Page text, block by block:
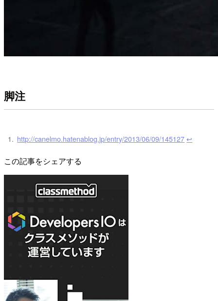
脚注
http://canelmo.hatenablog.jp/entry/2013/06/09/145127 ↩
この記事をシェアする